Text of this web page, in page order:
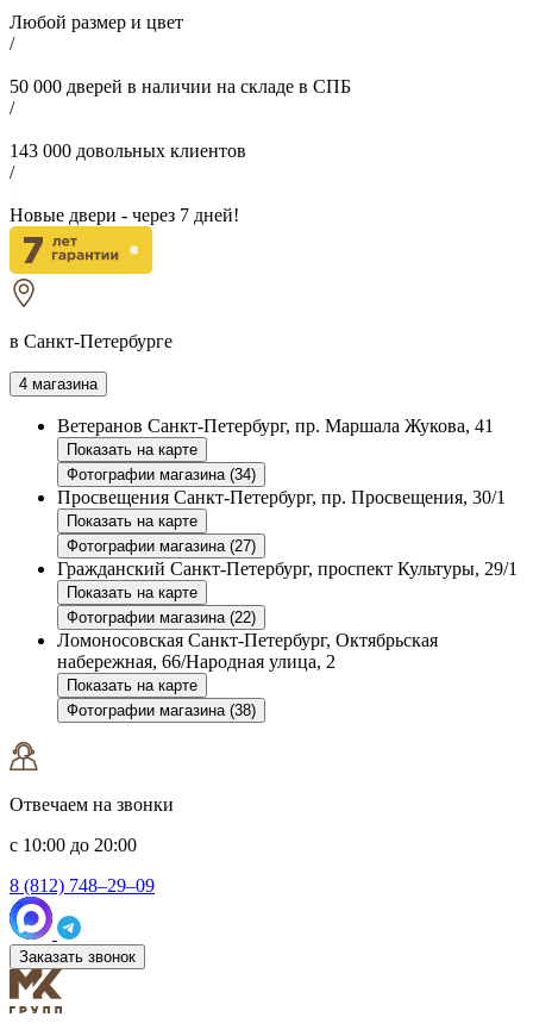
Любой размер и цвет
/
50 000 дверей в наличии на складе в СПБ
/
143 000 довольных клиентов
/
Новые двери - через 7 дней!
в Санкт-Петербурге
4 магазина
Ветеранов Санкт-Петербург, пр. Маршала Жукова, 41
Показать на карте
Фотографии магазина (34)
Просвещения Санкт-Петербург, пр. Просвещения, 30/1
Показать на карте
Фотографии магазина (27)
Гражданский Санкт-Петербург, проспект Культуры, 29/1
Показать на карте
Фотографии магазина (22)
Ломоносовская Санкт-Петербург, Октябрьская
набережная, 66/Народная улица, 2
Показать на карте
Фотографии магазина (38)
Отвечаем на звонки
с 10:00 до 20:00
8 (812) 748–29–09
Заказать звонок